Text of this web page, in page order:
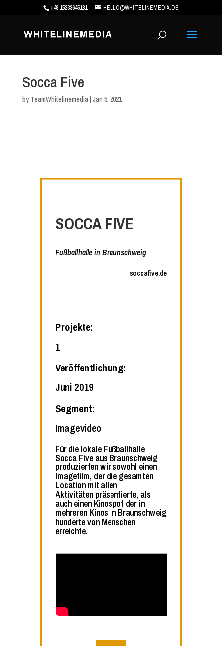
+49 15233645181 HELLO@WHITELINEMEDIA.DE
Socca Five
byTeamWhitelinemedia| Jan 5, 2021
SOCCA FIVE
Fußballhalle in Braunschweig
soccafive.de
Projekte:
1
Veröffentlichung:
Juni 2019
Segment:
Imagevideo
Für die lokale Fußballhalle
Socca Five aus Braunschweig
produzierten wir sowohl einen
Imagefilm, der die gesamten
Location mit allen
Aktivitäten präsentierte, als
auch einen Kinospot der in
mehreren Kinos in Braunschweig
hunderte von Menschen
erreichte.